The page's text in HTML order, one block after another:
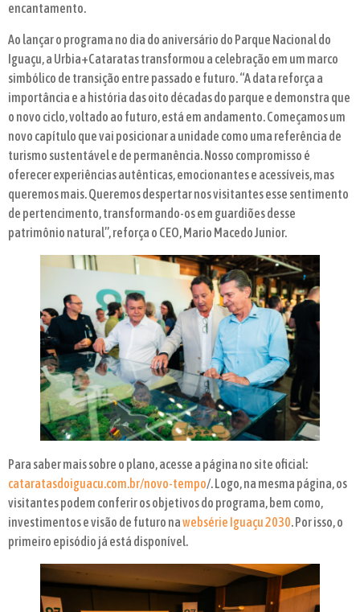
encantamento.
Ao lançar o programa no dia do aniversário do Parque Nacional do
Iguaçu, a Urbia+Cataratas transformou a celebração em um marco
simbólico de transição entre passado e futuro. “A data reforça a
importância e a história das oito décadas do parque e demonstra que
o novo ciclo, voltado ao futuro, está em andamento. Começamos um
novo capítulo que vai posicionar a unidade como uma referência de
turismo sustentável e de permanência. Nosso compromisso é
oferecer experiências autênticas, emocionantes e acessíveis, mas
queremos mais. Queremos despertar nos visitantes esse sentimento
de pertencimento, transformando-os em guardiões desse
patrimônio natural”, reforça o CEO, Mario Macedo Junior.
Para saber mais sobre o plano, acesse a página no site oficial:
cataratasdoiguacu.com.br/novo-tempo/. Logo, na mesma página, os
visitantes podem conferir os objetivos do programa, bem como,
investimentos e visão de futuro nawebsérie Iguaçu 2030. Por isso, o
primeiro episódio já está disponível.